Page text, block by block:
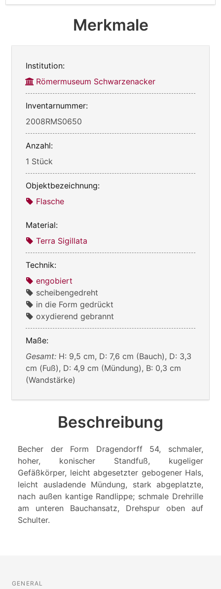
Merkmale
Institution:
Römermuseum Schwarzenacker
Inventarnummer:
2008RMS0650
Anzahl:
1 Stück
Objektbezeichnung:
Flasche
Material:
Terra Sigillata
Technik:
engobiert
scheibengedreht
in die Form gedrückt
oxydierend gebrannt
Maße:
Gesamt: H: 9,5 cm, D: 7,6 cm (Bauch), D: 3,3
cm (Fuß), D: 4,9 cm (Mündung), B: 0,3 cm
(Wandstärke)
Beschreibung
Becher der Form Dragendorff 54, schmaler,
hoher, konischer Standfuß, kugeliger
Gefäßkörper, leicht abgesetzter gebogener Hals,
leicht ausladende Mündung, stark abgeplatzte,
nach außen kantige Randlippe; schmale Drehrille
am unteren Bauchansatz, Drehspur oben auf
Schulter.
GENERAL